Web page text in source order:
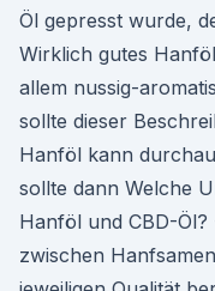
Öl gepresst wurde,
Wirklich gutes
allem nussig-
sollte dieser
Hanföl kann
sollte dann Welche
Hanföl und CBD-
zwischen